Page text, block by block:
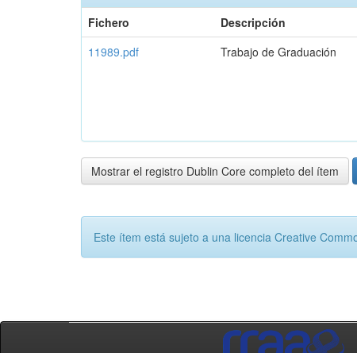
Fichero
Descripción
11989.pdf
Trabajo de Graduación
Mostrar el registro Dublin Core completo del ítem
Este ítem está sujeto a una licencia Creative